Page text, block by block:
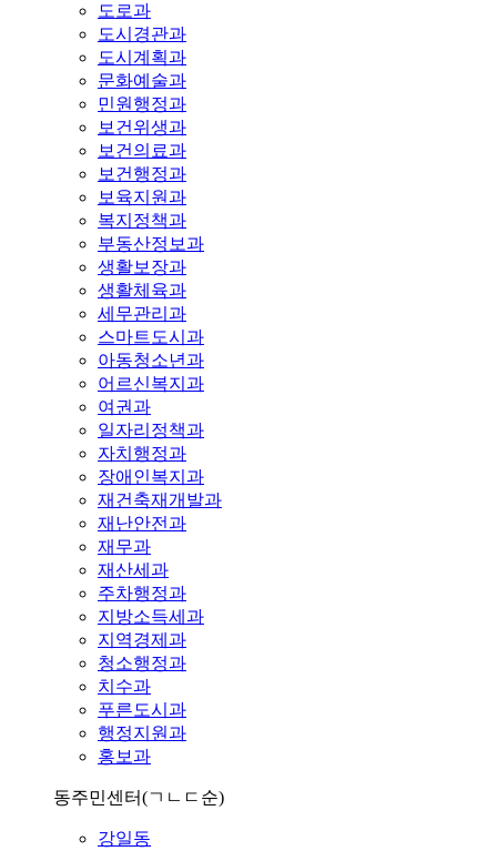
도로과
도시경관과
도시계획과
문화예술과
민원행정과
보건위생과
보건의료과
보건행정과
보육지원과
복지정책과
부동산정보과
생활보장과
생활체육과
세무관리과
스마트도시과
아동청소년과
어르신복지과
여권과
일자리정책과
자치행정과
장애인복지과
재건축재개발과
재난안전과
재무과
재산세과
주차행정과
지방소득세과
지역경제과
청소행정과
치수과
푸른도시과
행정지원과
홍보과
동주민센터(ㄱㄴㄷ순)
강일동